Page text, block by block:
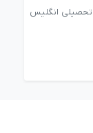
تحصیلی انگلیس